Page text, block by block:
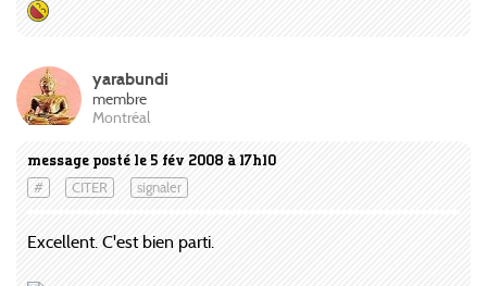
message posté le 5 fév 2008 à 17h10
# CITER signaler
yarabundi
membre
Montréal
Excellent. C'est bien parti.